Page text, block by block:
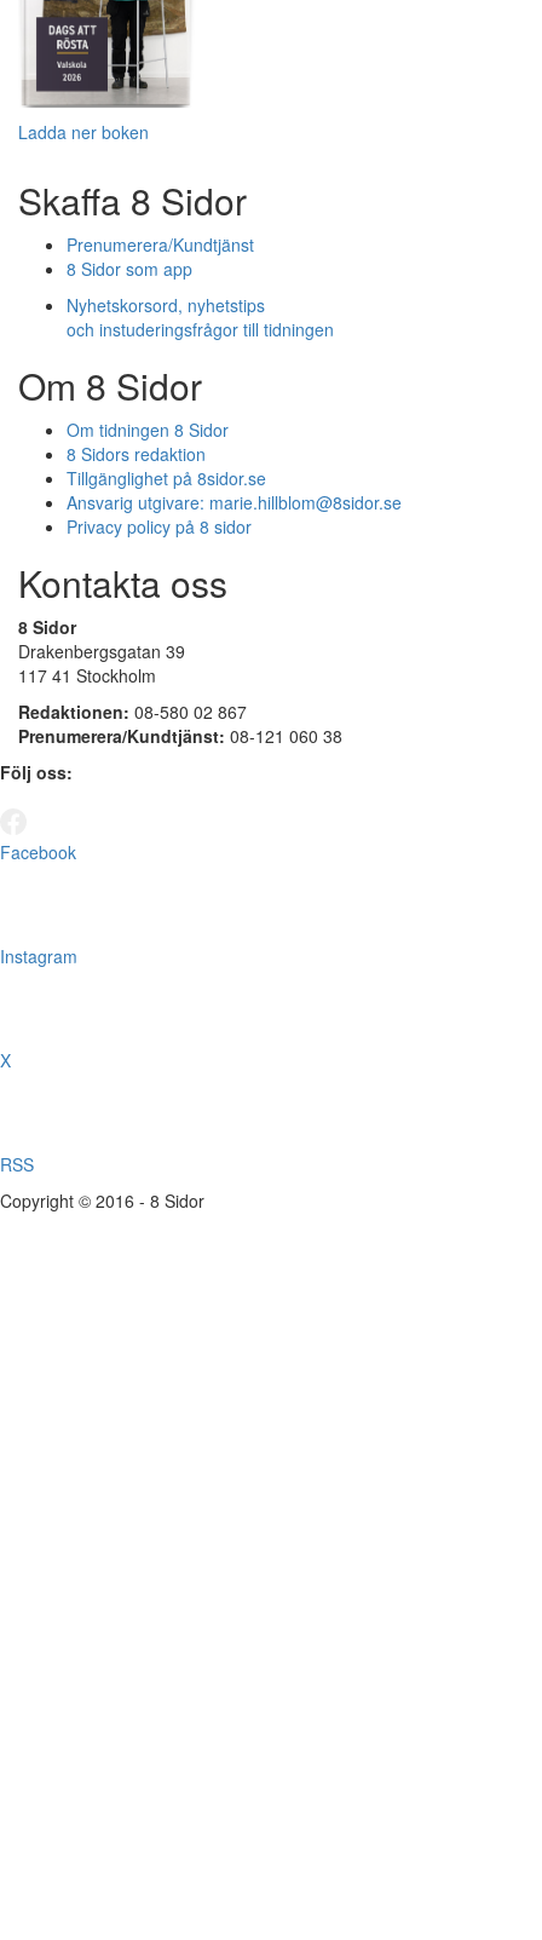
Ladda ner boken
Skaffa 8 Sidor
Prenumerera/Kundtjänst
8 Sidor som app
Nyhetskorsord, nyhetstips
och instuderingsfrågor till tidningen
Om 8 Sidor
Om tidningen 8 Sidor
8 Sidors redaktion
Tillgänglighet på 8sidor.se
Ansvarig utgivare: marie.hillblom@8sidor.se
Privacy policy på 8 sidor
Kontakta oss
8 Sidor
Drakenbergsgatan 39
117 41 Stockholm
Redaktionen: 08-580 02 867
Prenumerera/Kundtjänst: 08-121 060 38
Följ oss:
Facebook
Instagram
X
RSS
Copyright © 2016 - 8 Sidor